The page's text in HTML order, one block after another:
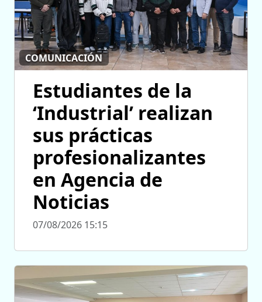
COMUNICACIÓN
Estudiantes de la
‘Industrial’ realizan
sus prácticas
profesionalizantes
en Agencia de
Noticias
07/08/2026 15:15